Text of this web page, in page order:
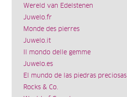
Wereld van Edelstenen
Juwelo.fr
Monde des pierres
Juwelo.it
Il mondo delle gemme
Juwelo.es
El mundo de las piedras preciosas
Rocks & Co.